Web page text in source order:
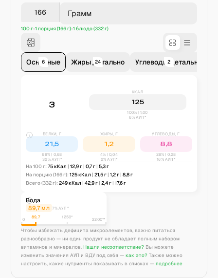
Грамм
100 г 1 порция (166 г) 1 блюдо (332 г)
Основные
6 Жиры детально
24 Углеводы детально
2
3
ККАЛ
125
100% | 1,00
6% АУП*
БЕЛКИ, Г
21,5
68% | 0,68
32% АУП*
ЖИРЫ, Г
1,2
4% |0,04
2% АУП*
УГЛЕВОДЫ, Г
8,8
28% | 0,28
16% АУП*
На 100 г: 75кКал | 12,9г | 0,7г | 5,3г
На порцию(166 г): 125кКал | 21,5г | 1,2г | 8,8г
Всего(332 г): 249кКал | 42,9г | 2,4г | 17,6г
Вода
89,7мл 7% АУП*
0 89,7 1250* 2200**
Чтобы избежать дефицита микроэлементов, важно питаться
разнообразно — ни один продукт не обладает полным набором
витаминов и минералов. Нашли несоответствие? Вы можете
изменить значения АУП и ВДУ под себя — как это? Также можно
настроить, какие нутриенты показывать в списках — подробнее